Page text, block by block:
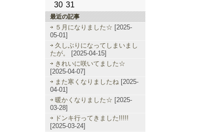
30 31
最近の記事
５月になりました☆ [2025-
05-01]
久しぶりになってしまいまし
たが。
[2025-04-15]
きれいに咲いてました☆
[2025-04-07]
また寒くなりましたね [2025-
04-01]
暖かくなりました☆ [2025-
03-28]
ドンキ行ってきました!!!!!
[2025-03-24]